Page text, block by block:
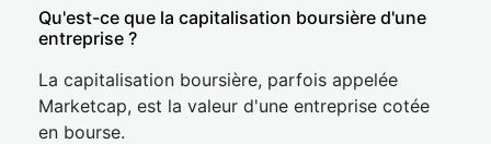
Qu'est-ce que la capitalisation boursière d'une
entreprise ?
La capitalisation boursière, parfois appelée
Marketcap, est la valeur d'une entreprise cotée
en bourse.